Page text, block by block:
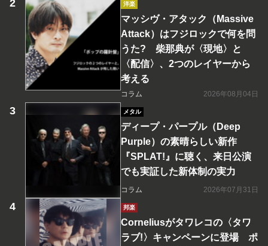
洋楽
マッシヴ・アタック（Massive
Attack）はフジロックで何を問
うた? 柴那典が〈現地〉と
〈配信〉、2つのレイヤーから
考える
コラム 2026年08月04日
メタル
ディープ・パープル（Deep
Purple）の素晴らしい新作
『SPLAT!』に聴く、来日公演
でも実証した新体制の実力
コラム 2026年07月31日
邦楽
Corneliusがタワレコの〈タワ
ラブ!〉キャンペーンに登場 ポ